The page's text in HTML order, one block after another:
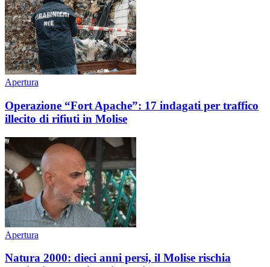
Apertura
Operazione “Fort Apache”: 17 indagati per traffico
illecito di rifiuti in Molise
Apertura
Natura 2000: dieci anni persi, il Molise rischia